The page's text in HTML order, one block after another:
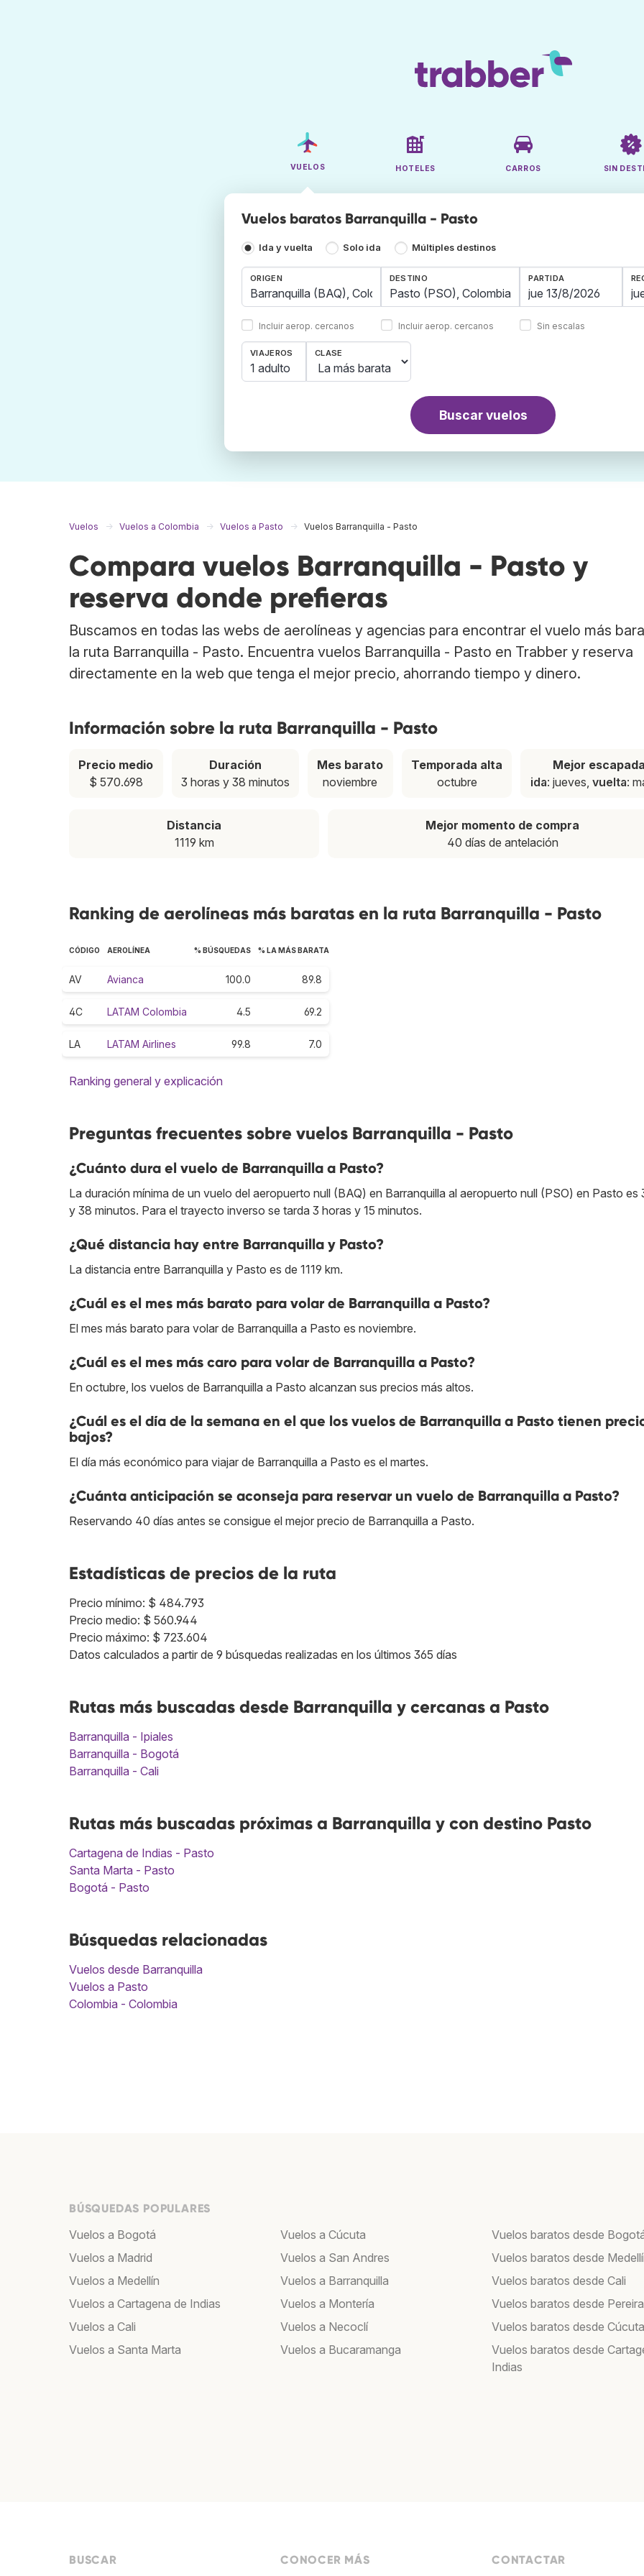
VUELOS HOTELES CARROS SIN
Vuelos baratos Barranquilla - Pasto
Ida y vuelta Solo ida Múltiples destinos
ORIGEN
Incluir aerop. cercanos
DESTINO
Incluir aerop. cercanos
PARTIDA
Sin escalas
VIAJEROS
1 adulto
CLASE
Buscar vuelos
Vuelos Vuelos a Colombia Vuelos a Pasto Vuelos Barranquilla - Pasto
Compara vuelos Barranquilla - Pasto y
reserva donde prefieras
Buscamos en todas las webs de aerolíneas y agencias para encontrar el vuelo más
la ruta Barranquilla - Pasto. Encuentra vuelos Barranquilla - Pasto en Trabber y reserva
directamente en la web que tenga el mejor precio, ahorrando tiempo y dinero.
Información sobre la ruta Barranquilla - Pasto
Precio medio
$ 570.698
Duración
3 horas y 38 minutos
Mes barato
noviembre
Temporada alta
octubre
Mejor escapada
ida: jueves, vuelta:
Distancia
1119 km
Mejor momento de compra
40 días de antelación
Ranking de aerolíneas más baratas en la ruta Barranquilla - Pasto
CÓDIGO AEROLÍNEA % BÚSQUEDAS % LA MÁS BARATA
AV Avianca 100.0 89.8
4C LATAM Colombia 4.5 69.2
LA LATAM Airlines 99.8 7.0
Ranking general y explicación
Preguntas frecuentes sobre vuelos Barranquilla - Pasto
¿Cuánto dura el vuelo de Barranquilla a Pasto?
La duración mínima de un vuelo del aeropuerto null (BAQ) en Barranquilla al aeropuerto null (PSO) en Pasto es
y 38 minutos. Para el trayecto inverso se tarda 3 horas y 15 minutos.
¿Qué distancia hay entre Barranquilla y Pasto?
La distancia entre Barranquilla y Pasto es de 1119 km.
¿Cuál es el mes más barato para volar de Barranquilla a Pasto?
El mes más barato para volar de Barranquilla a Pasto es noviembre.
¿Cuál es el mes más caro para volar de Barranquilla a Pasto?
En octubre, los vuelos de Barranquilla a Pasto alcanzan sus precios más altos.
¿Cuál es el día de la semana en el que los vuelos de Barranquilla a Pasto tienen
bajos?
El día más económico para viajar de Barranquilla a Pasto es el martes.
¿Cuánta anticipación se aconseja para reservar un vuelo de Barranquilla a Pasto?
Reservando 40 días antes se consigue el mejor precio de Barranquilla a Pasto.
Estadísticas de precios de la ruta
Precio mínimo: $ 484.793
Precio medio: $ 560.944
Precio máximo: $ 723.604
Datos calculados a partir de 9 búsquedas realizadas en los últimos 365 días
Rutas más buscadas desde Barranquilla y cercanas a Pasto
Barranquilla - Ipiales
Barranquilla - Bogotá
Barranquilla - Cali
Rutas más buscadas próximas a Barranquilla y con destino Pasto
Cartagena de Indias - Pasto
Santa Marta - Pasto
Bogotá - Pasto
Búsquedas relacionadas
Vuelos desde Barranquilla
Vuelos a Pasto
Colombia - Colombia
BÚSQUEDAS POPULARES
Vuelos a Bogotá
Vuelos a Madrid
Vuelos a Medellín
Vuelos a Cartagena de Indias
Vuelos a Cali
Vuelos a Santa Marta
Vuelos a Cúcuta
Vuelos a San Andres
Vuelos a Barranquilla
Vuelos a Montería
Vuelos a Necoclí
Vuelos a Bucaramanga
Vuelos baratos desde
Vuelos baratos desde
Vuelos baratos desde Cali
Vuelos baratos desde Pereira
Vuelos baratos desde Cúcuta
Vuelos baratos desde
Indias
BUSCAR CONOCER MÁS CONTACTAR